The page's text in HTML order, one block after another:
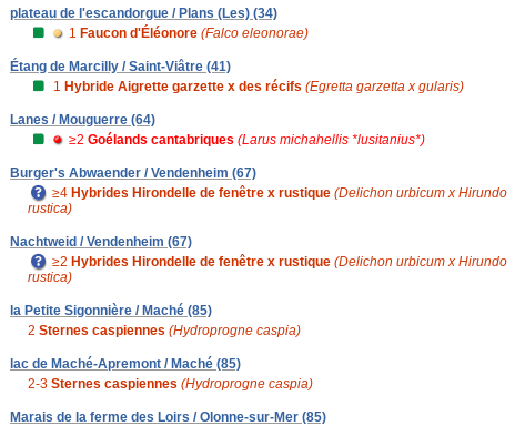
plateau de l'escandorgue / Plans (Les) (34)
1 Faucon d'Éléonore (Falco eleonorae)
Étang de Marcilly / Saint-Viâtre (41)
1 Hybride Aigrette garzette x des récifs (Egretta garzetta x gularis)
Lanes / Mouguerre (64)
≥2 Goélands cantabriques (Larus michahellis *lusitanius*)
Burger's Abwaender / Vendenheim (67)
≥4 Hybrides Hirondelle de fenêtre x rustique (Delichon urbicum x Hirundo
rustica)
Nachtweid / Vendenheim (67)
≥2 Hybrides Hirondelle de fenêtre x rustique (Delichon urbicum x Hirundo
rustica)
la Petite Sigonnière / Maché (85)
2 Sternes caspiennes (Hydroprogne caspia)
lac de Maché-Apremont / Maché (85)
2-3 Sternes caspiennes (Hydroprogne caspia)
Marais de la ferme des Loirs / Olonne-sur-Mer (85)